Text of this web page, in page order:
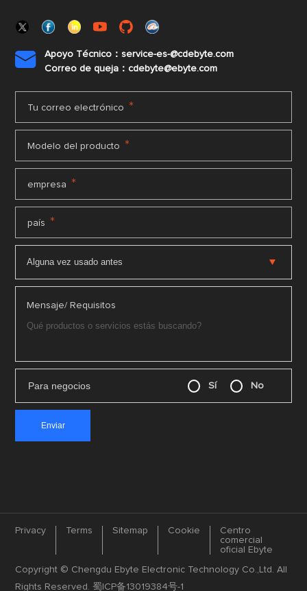

Apoyo Técnico：service-es-@cdebyte.com
Correo de queja：cdebyte@ebyte.com
Tu correo electrónico *
Modelo del producto *
empresa *
país *
Mensaje/ Requisitos
Para negocios Sí No
Privacy Terms Sitemap Cookie
Centro
comercial
oficial Ebyte
Copyright © Chengdu Ebyte Electronic Technology Co.,Ltd. All
Rights Reserved.蜀ICP备13019384号-1